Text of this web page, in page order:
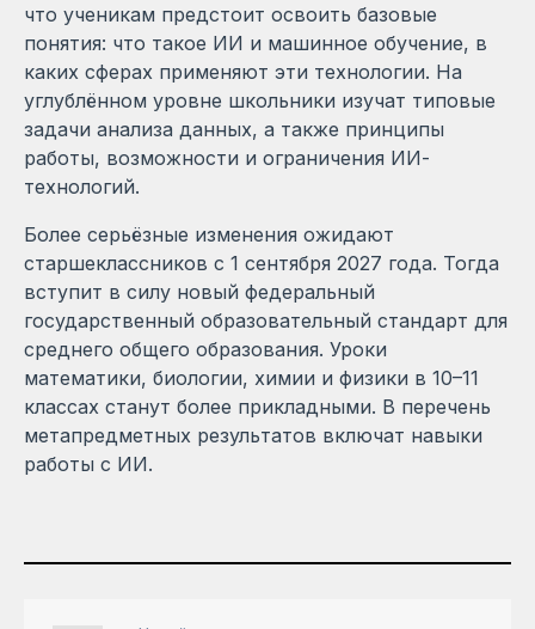
что ученикам предстоит освоить базовые
понятия: что такое ИИ и машинное обучение, в
каких сферах применяют эти технологии. На
углублённом уровне школьники изучат типовые
задачи анализа данных, а также принципы
работы, возможности и ограничения ИИ-
технологий.
Более серьёзные изменения ожидают
старшеклассников с 1 сентября 2027 года. Тогда
вступит в силу новый федеральный
государственный образовательный стандарт для
среднего общего образования. Уроки
математики, биологии, химии и физики в 10–11
классах станут более прикладными. В перечень
метапредметных результатов включат навыки
работы с ИИ.